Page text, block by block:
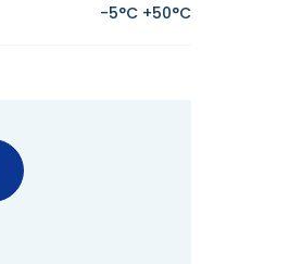
-5°C +50°C